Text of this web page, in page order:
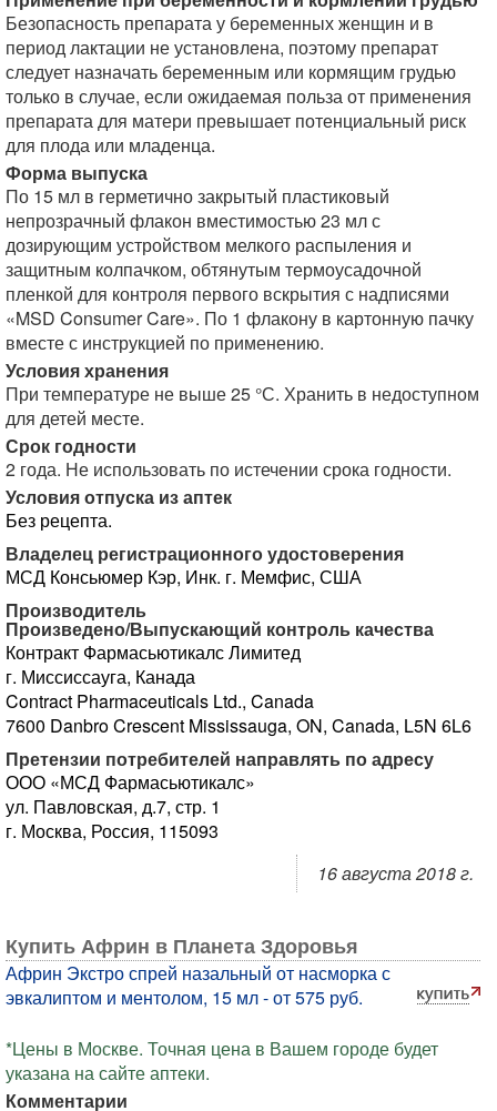
Безопасность препарата у беременных женщин и в
период лактации не установлена, поэтому препарат
следует назначать беременным или кормящим грудью
только в случае, если ожидаемая польза от применения
препарата для матери превышает потенциальный риск
для плода или младенца.
Форма выпуска
По 15 мл в герметично закрытый пластиковый
непрозрачный флакон вместимостью 23 мл с
дозирующим устройством мелкого распыления и
защитным колпачком, обтянутым термоусадочной
пленкой для контроля первого вскрытия с надписями
«MSD Consumer Care». По 1 флакону в картонную пачку
вместе с инструкцией по применению.
Условия хранения
При температуре не выше 25 °С. Хранить в недоступном
для детей месте.
Срок годности
2 года. Не использовать по истечении срока годности.
Условия отпуска из аптек
Без рецепта.
Владелец регистрационного удостоверения
МСД Консьюмер Кэр, Инк. г. Мемфис, США
Производитель
Произведено/Выпускающий контроль качества
Контракт Фармасьютикалс Лимитед
г. Миссиссауга, Канада
Contract Pharmaceuticals Ltd., Canada
7600 Danbro Crescent Mississauga, ON, Canada, L5N 6L6
Претензии потребителей направлять по адресу
ООО «МСД Фармасьютикалс»
ул. Павловская, д.7, стр. 1
г. Москва, Россия, 115093
16 августа 2018 г.
Купить Африн в Планета Здоровья
Африн Экстро спрей назальный от насморка с
эвкалиптом и ментолом, 15 мл - от 575 руб.
*Цены в Москве. Точная цена в Вашем городе будет
указана на сайте аптеки.
Комментарии